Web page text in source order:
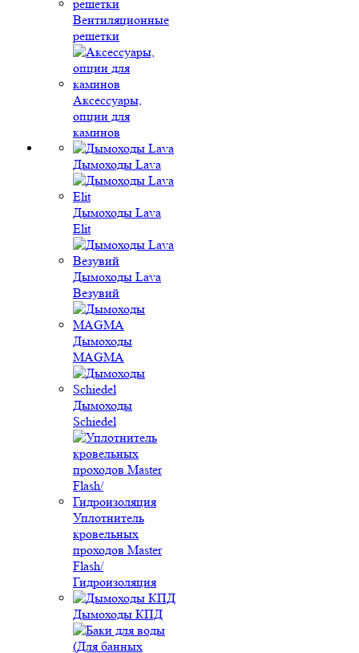
Вентиляционные
решетки
Аксессуары,
опции для
каминов
Дымоходы Lava
Дымоходы Lava
Elit
Дымоходы Lava
Везувий
Дымоходы
MAGMA
Дымоходы
Schiedel
Уплотнитель
кровельных
проходов Master
Flash/
Гидроизоляция
Дымоходы КПД